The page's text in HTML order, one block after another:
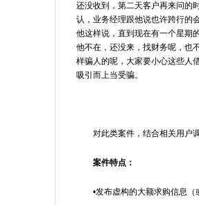
还没收到，第二天客户再来问的
认，业务经理跟他说也许跨行的
他这样说，直到现在有一个星期
他不在，还没来，找财务呢，也
样骗人的呢，大家要小心这些人
吸引而上当受骗。
对此类案件，结合相关用户
案件特点：
•发布虚构的大额求购信息